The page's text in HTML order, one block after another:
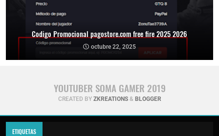
Codigo Promocional pagostore.com free fire 2025 2026
octubre 22, 2025
YOUTUBER SOMA GAMER 2019
CREATED BY ZKREATIONS& BLOGGER
ETIQUETAS